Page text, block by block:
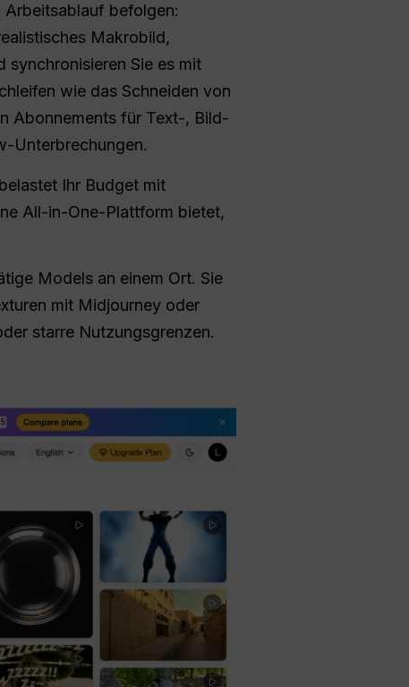
Arbeitsablauf befolgen:
Makrobild,
synchronisieren Sie es mit
wie das Schneiden von
Abonnements für Text-, Bild-
Unterbrechungen.
Ihr Budget mit
All-in-One-Plattform bietet,
Models an einem Ort. Sie
mit Midjourney oder
starre Nutzungsgrenzen.